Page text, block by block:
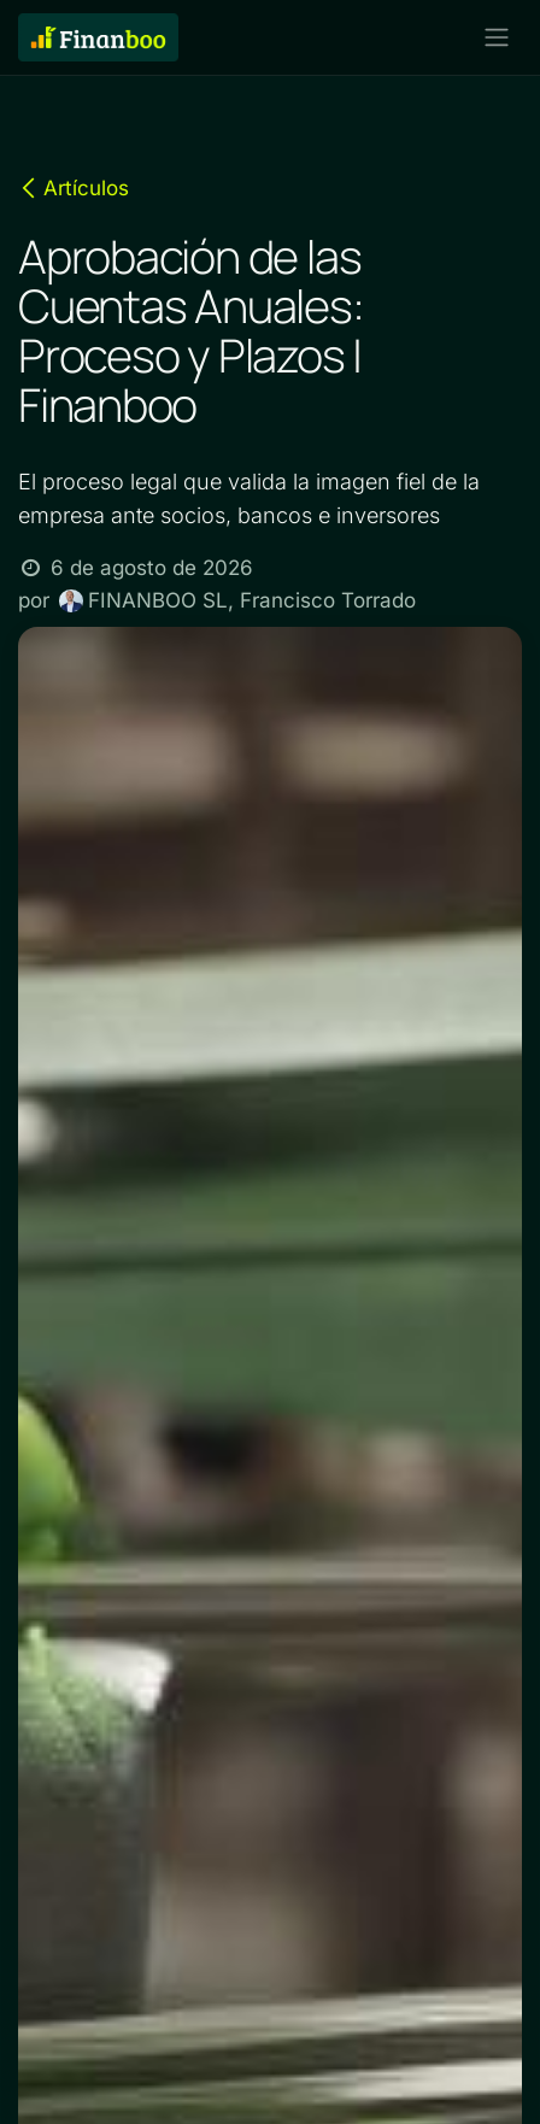
Artículos
Aprobación de las
Cuentas Anuales:
Proceso y Plazos |
Finanboo
El proceso legal que valida la imagen fiel de la
empresa ante socios, bancos e inversores
6 de agosto de 2026
por
FINANBOO SL, Francisco Torrado